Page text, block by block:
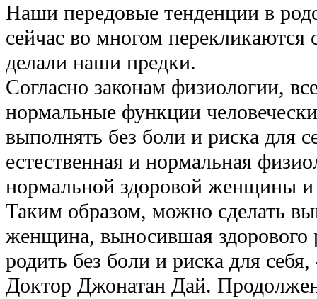
Наши передовые тенденции в
сейчас во многом перекликаются
делали наши предки.
Согласно законам физиологии,
нормальные функции
выполнять без боли и риска для
естественная и нормальная
нормальной здоровой женщины и
Таким образом, можно сделать
женщина, выносившая здорового
родить без боли и риска для
Доктор Джонатан Дай.